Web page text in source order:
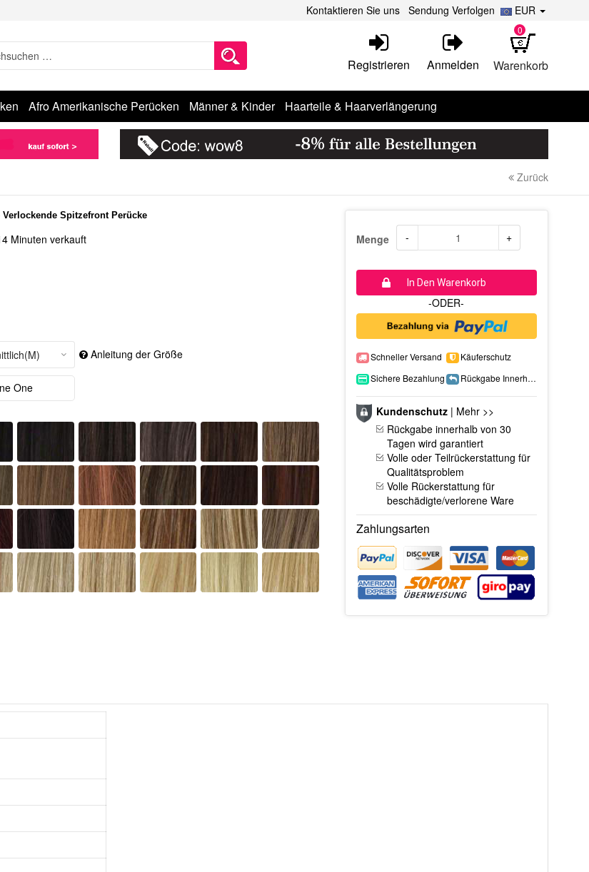
EUR
Kontaktieren Sie uns Sendung Verfolgen
Warenkorb
0
Registrieren Anmelden
Afro Amerikanische Perücken Männer & Kinder Haarteile & Haarverlängerung
Zurück
Verlockende Spitzefront Perücke
Minuten verkauft
Anleitung der Größe
One
Menge - +
In Den Warenkorb
-ODER-
Schneller Versand
Käuferschutz
Sichere Bezahlung
Rückgabe Innerhalb 15 Tage
Kundenschutz| Mehr >>
Rückgabe innerhalb von 30
Tagen wird garantiert
Volle oder Teilrückerstattung für
Qualitätsproblem
Volle Rückerstattung für
beschädigte/verlorene Ware
Zahlungsarten